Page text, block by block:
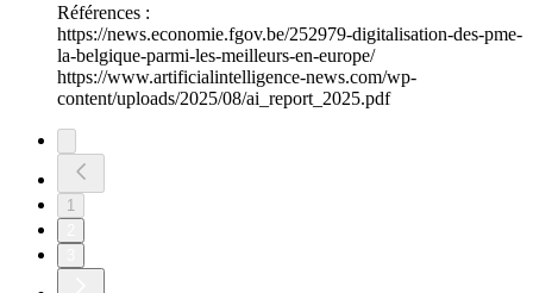
Références :
https://news.economie.fgov.be/252979-digitalisation-des-pme-
la-belgique-parmi-les-meilleurs-en-europe/
https://www.artificialintelligence-news.com/wp-
content/uploads/2025/08/ai_report_2025.pdf
1